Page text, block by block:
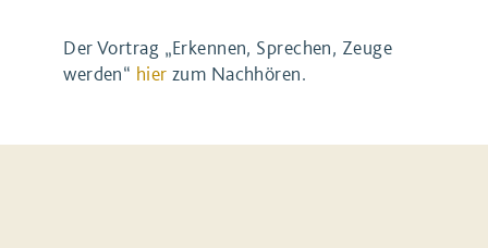
Der Vortrag „Erkennen, Sprechen, Zeuge
werden“ hier zum Nachhören.